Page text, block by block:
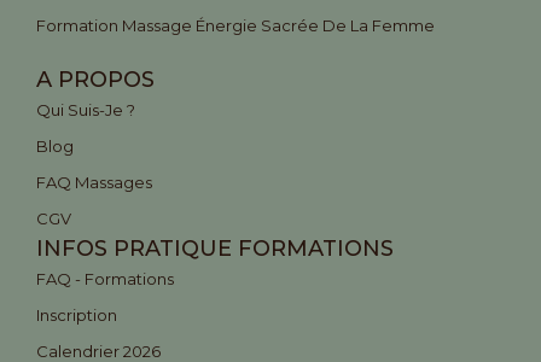
Formation Massage Énergie Sacrée De La Femme
A PROPOS
Qui Suis-Je ?
Blog
FAQ Massages
CGV
INFOS PRATIQUE FORMATIONS
FAQ - Formations
Inscription
Calendrier 2026